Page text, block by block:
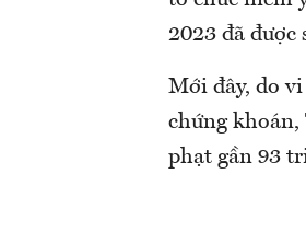
2023 đã được
Mới đây, do
chứng khoán,
phạt gần 93